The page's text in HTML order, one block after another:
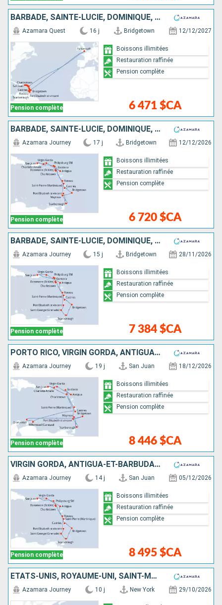
BARBADE, SAINTE-LUCIE, DOMINIQUE, SAINT-MARTIN, TORTOLA, PORTO RICO, VIRGIN GORDA, ANTIGUA-ET-BARBUDA, ROYAUME-UNI, SAINT VINCENT-ET-LES-GRENADINES, GRENADE, TRINITÉ-ET-TOBAGO
Pension complète
Azamara Quest 16 j Bridgetown 12/12/2027
6 471 $CA
Boissons illimitées
Restauration raffinée
Pension complète
BARBADE, SAINTE-LUCIE, DOMINIQUE, SAINT-MARTIN, PORTO RICO, ÉTATS-UNIS, VIRGIN GORDA, ANTIGUA-ET-BARBUDA, FRANCE, MARTINIQUE, TRINITÉ-ET-TOBAGO, SAINT VINCENT-ET-LES-GRENADINES
Pension complète
Azamara Journey 17 j Bridgetown 12/12/2026
6 720 $CA
Boissons illimitées
Restauration raffinée
Pension complète
BARBADE, SAINTE-LUCIE, DOMINIQUE, SAINT-MARTIN, FRANCE, PORTO RICO, VIRGIN GORDA, ANTIGUA-ET-BARBUDA, MARTINIQUE, SAINT VINCENT-ET-LES-GRENADINES, GRENADE, TRINITÉ-ET-TOBAGO
Pension complète
Azamara Journey 15 j Bridgetown 28/11/2026
7 384 $CA
Boissons illimitées
Restauration raffinée
Pension complète
PORTO RICO, VIRGIN GORDA, ANTIGUA-ET-BARBUDA, FRANCE, MARTINIQUE, TRINITÉ-ET-TOBAGO, SAINT VINCENT-ET-LES-GRENADINES, BARBADE, ARUBA, SAINTE-LUCIE, ÉTATS-UNIS
Pension complète
Azamara Journey 19 j San Juan 18/12/2026
8 446 $CA
Boissons illimitées
Restauration raffinée
Pension complète
VIRGIN GORDA, ANTIGUA-ET-BARBUDA, MARTINIQUE, SAINT VINCENT-ET-LES-GRENADINES, GRENADE, TRINITÉ-ET-TOBAGO, BARBADE, SAINTE-LUCIE, DOMINIQUE, SAINT-MARTIN, PORTO RICO
Pension complète
Azamara Journey 14 j San Juan 05/12/2026
8 495 $CA
Boissons illimitées
Restauration raffinée
Pension complète
ÉTATS-UNIS, ROYAUME-UNI, SAINT-MARTIN, TORTOLA, PORTO RICO
Azamara Journey 10 j New York 29/10/2026